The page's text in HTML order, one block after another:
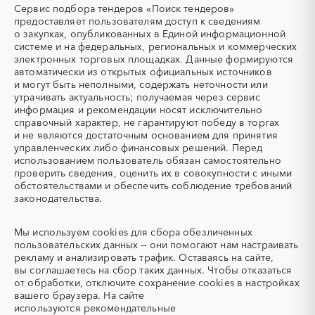
ТЭН
(Теплоэлектронагреватель)
УДС (установки
депарафинизации скважин)
УКПГ
ЯТЭК
Аварийные работы
Авиаперевозка
Авиационные работы
Авиационные работы
вертолетами
Автобус
Автовозы
Автогрейдер
Автозапчасти
Автоматизация
Автомобили
Автомобильные весы
Авторский надзор
Автотранспорт
Автоцистерны пожарные
Адсорбенты
Акварель
Аквариумы
Аккумуляторы
Алкогольная продукция
Алмазное бурение
Алмазная резка
Алюминиевые
конструкции
Московская область
Мурманская область
Ненецкий AО
Нижегородская область
Новгородская область
Новосибирская область
Омская область
Оренбургская область
Орловская область
Пензенская область
Пермский край
Приморский край
Псковская область
Ростовская область
Рязанская область
Самарская область
Санкт-Петербург
Саратовская область
Сахалинская область
Свердловская область
Севастополь
Тамбовская область
Татарстан
Тверская область
Томская область
Тульская область
Тыва
Тюменская область
Удмуртская республика
Ульяновская область
Хабаровский край
Сервис подбора тендеров «Поиск тендеров»
предоставляет пользователям доступ к сведениям
о закупках, опубликованных в Единой информационной
системе и на федеральных, региональных и коммерческих
электронных торговых площадках. Данные формируются
автоматически из открытых официальных источников
и могут быть неполными, содержать неточности или
утрачивать актуальность; получаемая через сервис
информация и рекомендации носят исключительно
справочный характер, не гарантируют победу в торгах
и не являются достаточным основанием для принятия
управленческих либо финансовых решений. Перед
использованием пользователь обязан самостоятельно
проверить сведения, оценить их в совокупности с иными
обстоятельствами и обеспечить соблюдение требований
законодательства.
Мы используем cookies для сбора обезличенных
пользовательских данных — они помогают нам настраивать
рекламу и анализировать трафик. Оставаясь на сайте,
вы соглашаетесь на сбор таких данных. Чтобы отказаться
от обработки, отключите сохранение cookies в настройках
вашего браузера. На сайте
используются рекомендательные